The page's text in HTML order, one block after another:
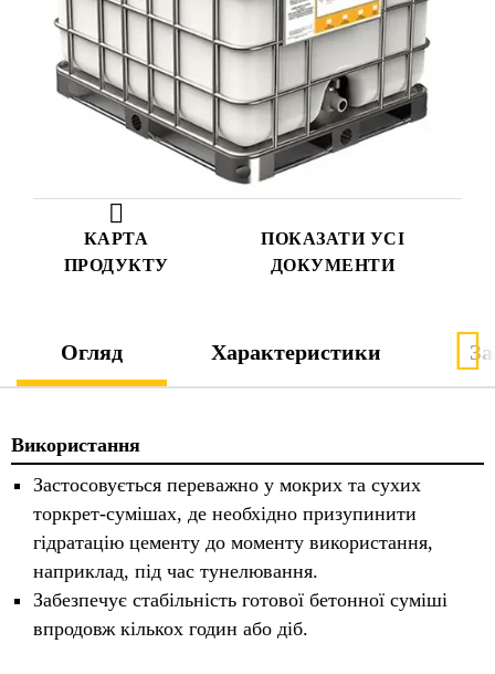
КАРТА
ПРОДУКТУ
ПОКАЗАТИ УСІ
ДОКУМЕНТИ
Огляд Характеристики
Використання
Застосовується переважно у мокрих та сухих
торкрет-сумішах, де необхідно призупинити
гідратацію цементу до моменту використання,
наприклад, під час тунелювання.
Забезпечує стабільність готової бетонної суміші
впродовж кількох годин або діб.